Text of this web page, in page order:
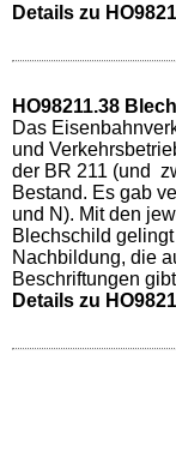
Details zu
HO98211.38
Das
und
der BR 211 (und
Bestand. Es gab
und N). Mit den
Blechschild
Nachbildung, die
Beschriftungen
Details zu